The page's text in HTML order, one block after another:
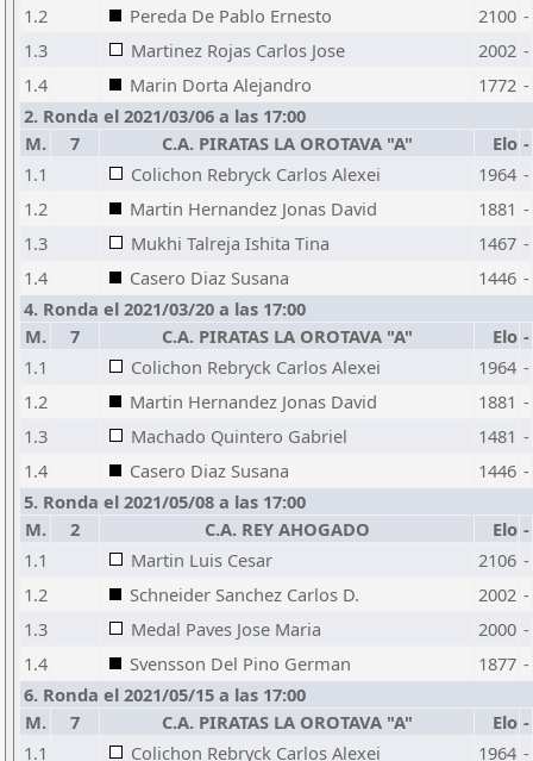
1.2
Pereda De Pablo Ernesto 2100 -
1.3
Martinez Rojas Carlos Jose 2002 -
1.4
Marin Dorta Alejandro 1772 -
2. Ronda el 2021/03/06 a las 17:00
M.
7 C.A. PIRATAS LA OROTAVA "A" Elo -
1.1
Colichon Rebryck Carlos Alexei 1964 -
1.2
Martin Hernandez Jonas David 1881 -
1.3
Mukhi Talreja Ishita Tina 1467 -
1.4
Casero Diaz Susana 1446 -
4. Ronda el 2021/03/20 a las 17:00
M.
7 C.A. PIRATAS LA OROTAVA "A" Elo -
1.1
Colichon Rebryck Carlos Alexei 1964 -
1.2
Martin Hernandez Jonas David 1881 -
1.3
Machado Quintero Gabriel 1481 -
1.4
Casero Diaz Susana 1446 -
5. Ronda el 2021/05/08 a las 17:00
M.
2 C.A. REY AHOGADO Elo -
1.1
Martin Luis Cesar 2106 -
1.2
Schneider Sanchez Carlos D. 2002 -
1.3
Medal Paves Jose Maria 2000 -
1.4
Svensson Del Pino German 1877 -
6. Ronda el 2021/05/15 a las 17:00
M.
7 C.A. PIRATAS LA OROTAVA "A" Elo -
1.1
Colichon Rebryck Carlos Alexei 1964 -